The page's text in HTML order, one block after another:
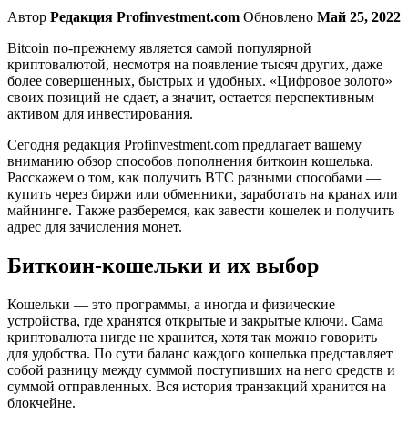
Автор Редакция Profinvestment.com Обновлено Май 25, 2022
Bitcoin по-прежнему является самой популярной
криптовалютой, несмотря на появление тысяч других, даже
более совершенных, быстрых и удобных. «Цифровое золото»
своих позиций не сдает, а значит, остается перспективным
активом для инвестирования.
Сегодня редакция Profinvestment.com предлагает вашему
вниманию обзор способов пополнения биткоин кошелька.
Расскажем о том, как получить BTC разными способами —
купить через биржи или обменники, заработать на кранах или
майнинге. Также разберемся, как завести кошелек и получить
адрес для зачисления монет.
Биткоин-кошельки и их выбор
Кошельки — это программы, а иногда и физические
устройства, где хранятся открытые и закрытые ключи. Сама
криптовалюта нигде не хранится, хотя так можно говорить
для удобства. По сути баланс каждого кошелька представляет
собой разницу между суммой поступивших на него средств и
суммой отправленных. Вся история транзакций хранится на
блокчейне.